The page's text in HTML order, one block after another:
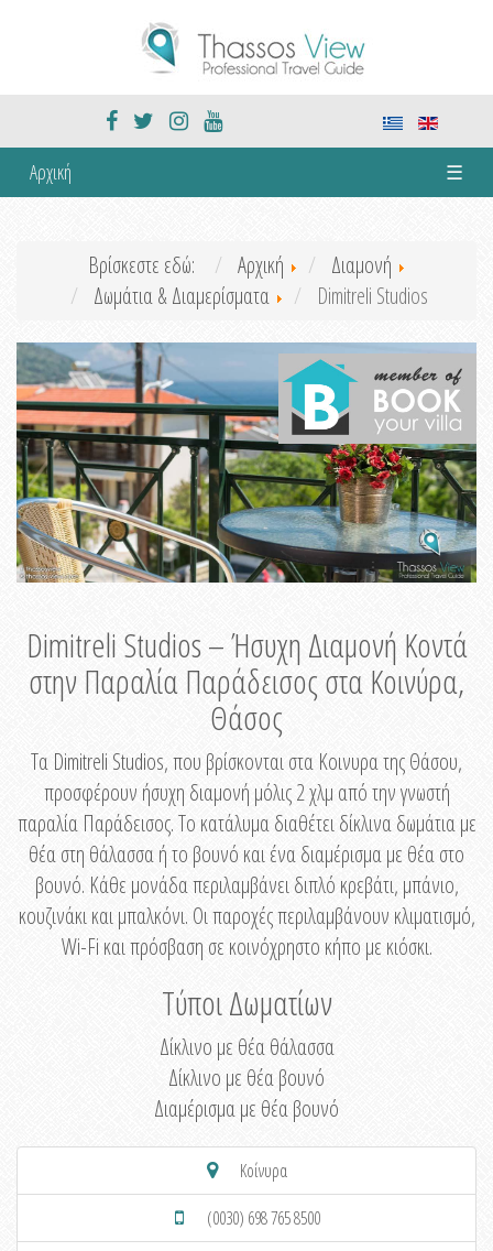
Αρχική ☰
Βρίσκεστε εδώ: Αρχική
Διαμονή
Δωμάτια & Διαμερίσματα
Dimitreli Studios
Dimitreli Studios – Ήσυχη Διαμονή Κοντά
στην Παραλία Παράδεισος στα Κοινύρα,
Θάσος
Τα Dimitreli Studios, που βρίσκονται στα Κοινυρα της Θάσου,
προσφέρουν ήσυχη διαμονή μόλις 2 χλμ από την γνωστή
παραλία Παράδεισος. Το κατάλυμα διαθέτει δίκλινα δωμάτια με
θέα στη θάλασσα ή το βουνό και ένα διαμέρισμα με θέα στο
βουνό. Κάθε μονάδα περιλαμβάνει διπλό κρεβάτι, μπάνιο,
κουζινάκι και μπαλκόνι. Οι παροχές περιλαμβάνουν κλιματισμό,
Wi-Fi και πρόσβαση σε κοινόχρηστο κήπο με κιόσκι.
Τύποι Δωματίων
Δίκλινο με θέα θάλασσα
Δίκλινο με θέα βουνό
Διαμέρισμα με θέα βουνό
Κοίνυρα
(0030) 698 765 8500